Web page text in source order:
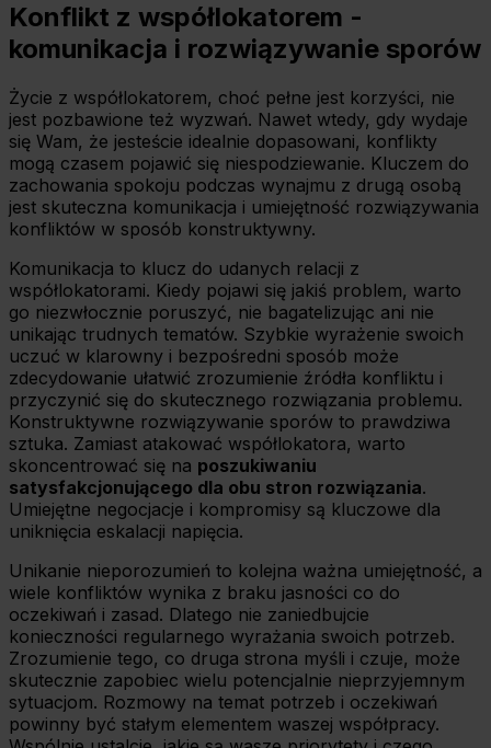
Konflikt z współlokatorem -
komunikacja i rozwiązywanie sporów
Życie z współlokatorem, choć pełne jest korzyści, nie
jest pozbawione też wyzwań. Nawet wtedy, gdy wydaje
się Wam, że jesteście idealnie dopasowani, konflikty
mogą czasem pojawić się niespodziewanie. Kluczem do
zachowania spokoju podczas wynajmu z drugą osobą
jest skuteczna komunikacja i umiejętność rozwiązywania
konfliktów w sposób konstruktywny.
Komunikacja to klucz do udanych relacji z
współlokatorami. Kiedy pojawi się jakiś problem, warto
go niezwłocznie poruszyć, nie bagatelizując ani nie
unikając trudnych tematów. Szybkie wyrażenie swoich
uczuć w klarowny i bezpośredni sposób może
zdecydowanie ułatwić zrozumienie źródła konfliktu i
przyczynić się do skutecznego rozwiązania problemu.
Konstruktywne rozwiązywanie sporów to prawdziwa
sztuka. Zamiast atakować współlokatora, warto
skoncentrować się na poszukiwaniu
satysfakcjonującego dla obu stron rozwiązania.
Umiejętne negocjacje i kompromisy są kluczowe dla
uniknięcia eskalacji napięcia.
Unikanie nieporozumień to kolejna ważna umiejętność, a
wiele konfliktów wynika z braku jasności co do
oczekiwań i zasad. Dlatego nie zaniedbujcie
konieczności regularnego wyrażania swoich potrzeb.
Zrozumienie tego, co druga strona myśli i czuje, może
skutecznie zapobiec wielu potencjalnie nieprzyjemnym
sytuacjom. Rozmowy na temat potrzeb i oczekiwań
powinny być stałym elementem waszej współpracy.